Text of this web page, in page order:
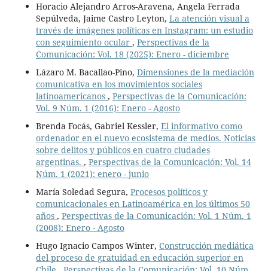
Horacio Alejandro Arros-Aravena, Angela Ferrada
Sepúlveda, Jaime Castro Leyton, La atención visual a
través de imágenes políticas en Instagram: un estudio
con seguimiento ocular , Perspectivas de la
Comunicación: Vol. 18 (2025): Enero - diciembre
Lázaro M. Bacallao-Pino, Dimensiones de la mediación
comunicativa en los movimientos sociales
latinoamericanos , Perspectivas de la Comunicación:
Vol. 9 Núm. 1 (2016): Enero - Agosto
Brenda Focás, Gabriel Kessler, El informativo como
ordenador en el nuevo ecosistema de medios. Noticias
sobre delitos y públicos en cuatro ciudades
argentinas. , Perspectivas de la Comunicación: Vol. 14
Núm. 1 (2021): enero - junio
María Soledad Segura, Procesos políticos y
comunicacionales en Latinoamérica en los últimos 50
años , Perspectivas de la Comunicación: Vol. 1 Núm. 1
(2008): Enero - Agosto
Hugo Ignacio Campos Winter, Construcción mediática
del proceso de gratuidad en educación superior en